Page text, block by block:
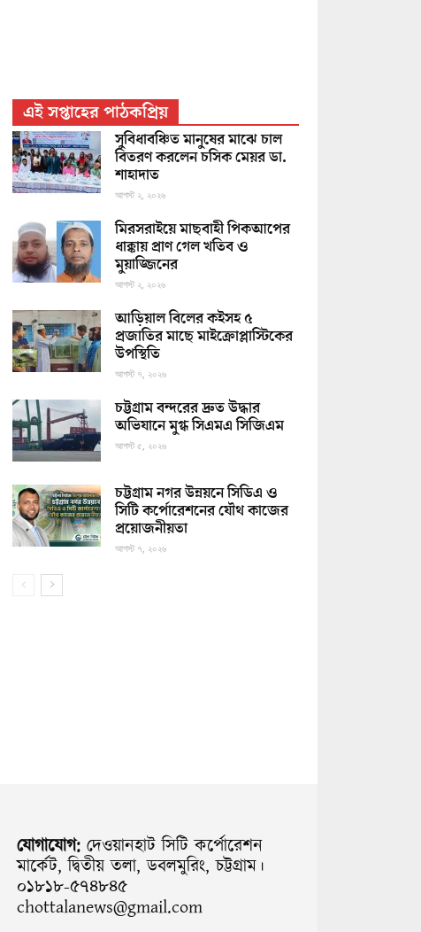
এই সপ্তাহের পাঠকপ্রিয়
সুবিধাবঞ্চিত মানুষের মাঝে চাল
বিতরণ করলেন চসিক মেয়র ডা.
শাহাদাত
আগস্ট ২, ২০২৬
মিরসরাইয়ে মাছবাহী পিকআপের
ধাক্কায় প্রাণ গেল খতিব ও
মুয়াজ্জিনের
আগস্ট ২, ২০২৬
আড়িয়াল বিলের কইসহ ৫
প্রজাতির মাছে মাইক্রোপ্লাস্টিকের
উপস্থিতি
আগস্ট ৭, ২০২৬
চট্টগ্রাম বন্দরের দ্রুত উদ্ধার
অভিযানে মুগ্ধ সিএমএ সিজিএম
আগস্ট ৫, ২০২৬
চট্টগ্রাম নগর উন্নয়নে সিডিএ ও
সিটি কর্পোরেশনের যৌথ কাজের
প্রয়োজনীয়তা
আগস্ট ৭, ২০২৬
যোগাযোগ: দেওয়ানহাট সিটি কর্পোরেশন
মার্কেট, দ্বিতীয় তলা, ডবলমুরিং, চট্টগ্রাম।
০১৮১৮-৫৭৪৮৪৫
chottalanews@gmail.com